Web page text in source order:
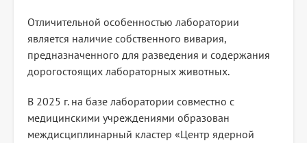
Отличительной особенностью лаборатории
является наличие собственного вивария,
предназначенного для разведения и содержания
дорогостоящих лабораторных животных.
В 2025 г. на базе лаборатории совместно с
медицинскими учреждениями образован
междисциплинарный кластер «Центр ядерной